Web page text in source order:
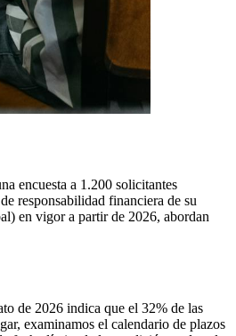
encuesta a 1.200 solicitantes
responsabilidad financiera de su
en vigor a partir de 2026, abordan
de 2026 indica que el 32% de las
examinamos el calendario de plazos